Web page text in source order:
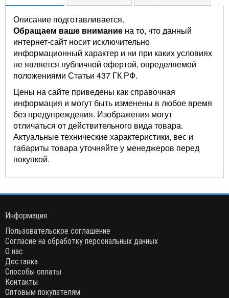
Описание подготавливается.
Обращаем ваше внимание на то, что данный
интернет-сайт носит исключительно
информационный характер и ни при каких условиях
не является публичной офертой, определяемой
положениями Статьи 437 ГК РФ.
Цены на сайте приведены как справочная
информация и могут быть изменены в любое время
без предупреждения. Изображения могут
отличаться от действительного вида товара.
Актуальные технические характеристики, вес и
габариты товара уточняйте у менеджеров перед
покупкой.
Информация
Пользовательское соглашение
Согласие на обработку персональных данных
О нас
Доставка
Способы оплаты
Контакты
Оптовым покупателям